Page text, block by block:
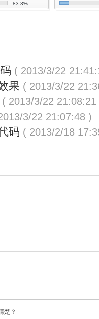
83.3%
( 2013/3/22
果 ( 2013/3/22
( 2013/3/22 21:08:21
3/22 21:07:48 )
码 ( 2013/2/18
楚？